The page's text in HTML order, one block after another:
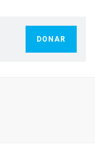
DONAR